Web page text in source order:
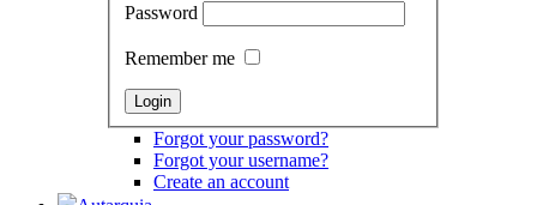
Password
Remember me
Forgot your password?
Forgot your username?
Create an account